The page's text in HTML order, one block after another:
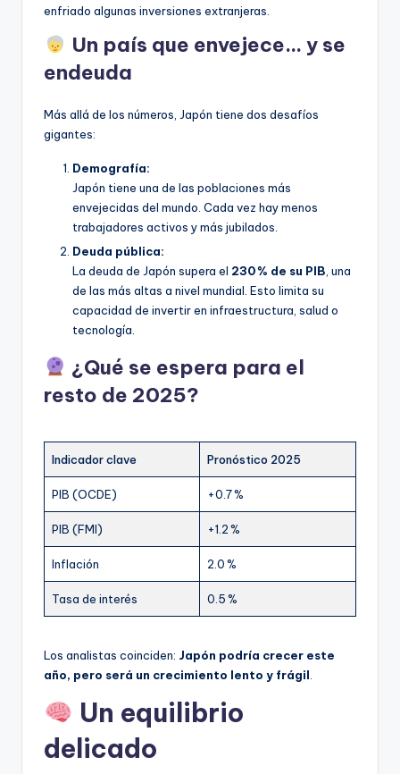
enfriado algunas inversiones extranjeras.
Un país que envejece… y se
endeuda
Más allá de los números, Japón tiene dos desafíos
gigantes:
Demografía:
Japón tiene una de las poblaciones más
envejecidas del mundo. Cada vez hay menos
trabajadores activos y más jubilados.
Deuda pública:
La deuda de Japón supera el 230 % de su PIB , una
de las más altas a nivel mundial. Esto limita su
capacidad de invertir en infraestructura, salud o
tecnología.
¿Qué se espera para el
resto de 2025?
Indicador clave Pronóstico 2025
PIB (OCDE) +0.7 %
PIB (FMI) +1.2 %
Inflación 2.0 %
Tasa de interés 0.5 %
Los analistas coinciden: Japón podría crecer este
año, pero será un crecimiento lento y frágil
Un equilibrio
delicado